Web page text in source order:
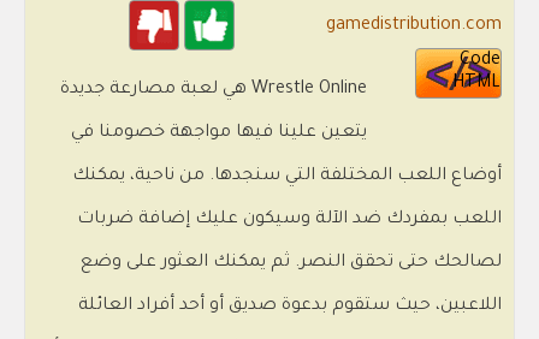
gamedistribution.com
Code
HTML
Wrestle Online هي لعبة مصارعة جديدة
يتعين علينا فيها مواجهة خصومنا في
أوضاع اللعب المختلفة التي سنجدها. من ناحية، يمكنك
اللعب بمفردك ضد الآلة وسيكون عليك إضافة ضربات
لصالحك حتى تحقق النصر. ثم يمكنك العثور على وضع
اللاعبين، حيث ستقوم بدعوة صديق أو أحد أفراد العائلة